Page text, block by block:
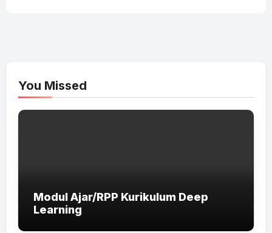
You Missed
Modul Ajar/RPP Kurikulum Deep
Learning